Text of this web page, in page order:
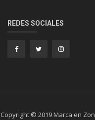
REDES SOCIALES
Copyright © 2019 Marca en